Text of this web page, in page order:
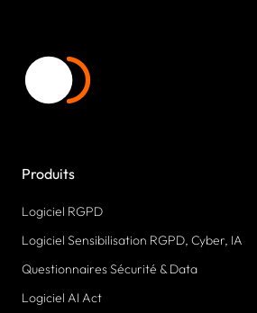
Produits
Logiciel RGPD
Logiciel Sensibilisation RGPD, Cyber, IA
Questionnaires Sécurité & Data
Logiciel AI Act